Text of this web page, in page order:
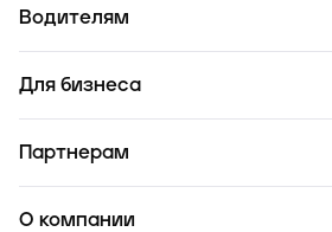
Водителям
Для бизнеса
Партнерам
О компании